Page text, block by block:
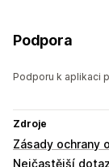
Podpora
Podporu k aplikaci
Zdroje
Zásady ochrany
Nejčastější